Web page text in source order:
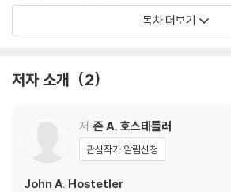
1. 종교 개혁의 사회적 분위기 / 2. 스위스 형제
4. 창립자 아코프 암만 / 5. 종파주의의 발전
4. 19세기의 이주 / 5. 유럽 아미쉬의 운명 87
PART 2 안정성과 성취
4장 아미쉬 헌장
1. 속죄하는 공동체로서의 게마인데 / 2. 세상과
4. 오르드눙과 전통 / 5. 파문-공동체 밖으로의
목차 더보기
저자 소개 2
저 존 A. 호스테틀러
관심작가 알림신청
John A. Hostetler